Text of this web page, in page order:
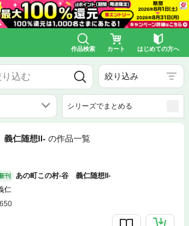
作品検索 カート はじめての方へ
絞り込み
シリーズでまとめる
仁随想II- の作品一覧
刊
あの町この村-谷 義仁随想II-
仁